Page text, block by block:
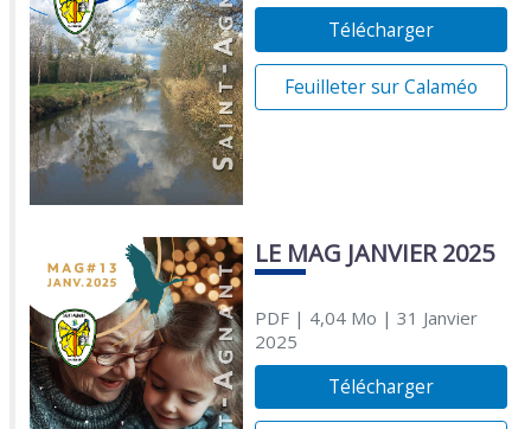
Télécharger
Feuilleter sur Calaméo
LE MAG JANVIER 2025
PDF| 4,04 Mo | 31 Janvier
2025
Télécharger